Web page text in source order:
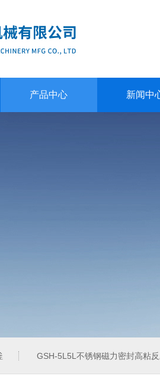
产品中心 新闻中
GSH-5L5L不锈钢磁力密封高粘